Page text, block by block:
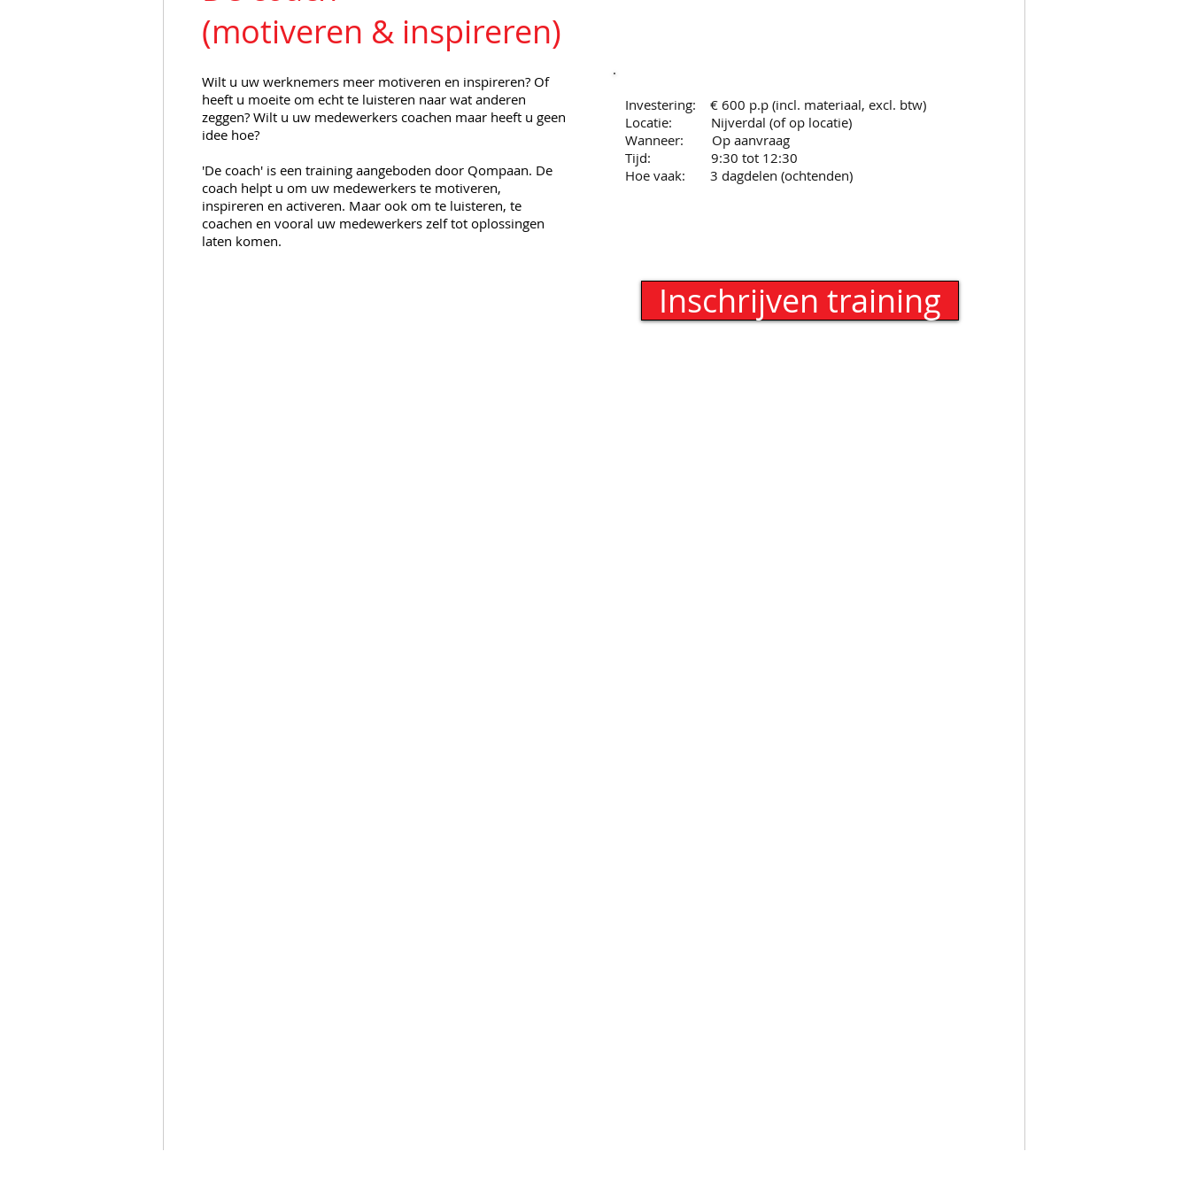
(motiveren & inspireren)
Wilt u uw werknemers meer motiveren en inspireren? Of
heeft u moeite om echt te luisteren naar wat anderen
zeggen? Wilt u uw medewerkers coachen maar heeft u geen
idee hoe?
'De coach' is een training aangeboden door Qompaan. De
coach helpt u om uw medewerkers te motiveren,
inspireren en activeren. Maar ook om te luisteren, te
coachen en vooral uw medewerkers zelf tot oplossingen
laten komen.
Investering: € 600 p.p (incl. materiaal, excl. btw)
Locatie: Nijverdal (of op locatie)
Wanneer: Op aanvraag
Tijd: 9:30 tot 12:30
Hoe vaak: 3 dagdelen (ochtenden)
Inschrijven training